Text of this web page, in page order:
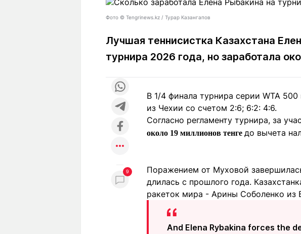
О проекте Контакты редакции
Редакция
+7 (777) 001 44 99
Реклама
+7 (700) 3 888
Фото © Tengrinews.kz / Турар Казангапов
Лучшая теннисистка Казахстана
турнира 2026 года, но заработала
9
В 1/4 финала турнира серии WTA
из Чехии со счетом 2:6; 6:2: 4:6.
Согласно регламенту турнира, за
около 19 миллионов тенге до вычета
Поражением от Муховой
длилась с прошлого года.
ракеток мира - Арины Соболенко из
And Elena Rybakina forces the